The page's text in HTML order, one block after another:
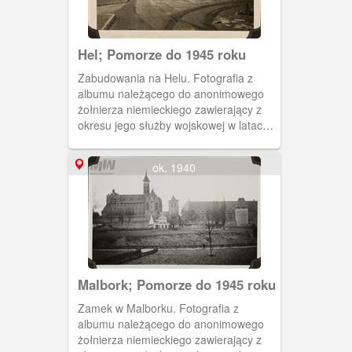
przedstawiających zabudowę miejską
Gdańska, Westerplatte, cmentarz
centralny (Srebrzysko) oraz zamek w
Malborku i zabudowania znajdujące się
na Helu. Zakaz kopiowania, zasób
dostępny w zbiorach Muzeum II Wojny
Światowej w Gdańsku, sygnatura:
MIIWS/RZ/9520/26
Hel; Pomorze do 1945 roku
Zabudowania na Helu. Fotografia z
albumu należącego do anonimowego
żołnierza niemieckiego zawierający z
okresu jego służby wojskowej w latach
szkolenia i szlaku bojowego znajdują się
także te wykonane w Gdańsku na
przełomie 1939 i 1940 roku.
Najprawdopodobniej w czasie wolnym
od służby właściciel albumu wykonał
serię zdjęć przedstawiających
zabudowę miejską Gdańska,
Westerplatte, cmentarz centralny
(Srebrzysko) oraz zamek w Malborku i
zabudowania znajdujące się na Helu.
Zakaz kopiowania, zasób dostępny w
zbiorach Muzeum II Wojny Światowej w
Gdańsku, sygnatura:
ok. 1940
Malbork; Pomorze do 1945 roku
Zamek w Malborku. Fotografia z
albumu należącego do anonimowego
żołnierza niemieckiego zawierający z